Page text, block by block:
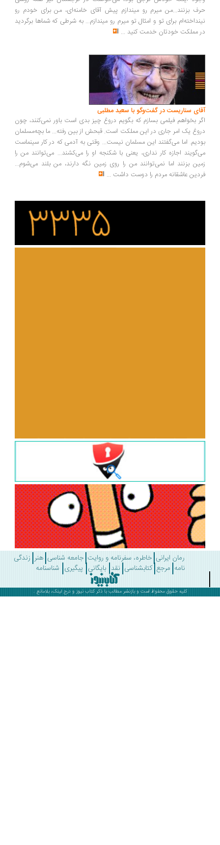
بزنند...من میرم رو میندازم پیش آقای خامنه‌ای، من برای خودم رو
برای تو و امثال تو میرم رو میندازم... به شرطی که شماها برگردید
مملکت خودتان خدمت کنید...
سناریست در گفت‌وگو با سعید مطلبی
بخواهم فیلمی بسازم که بگویم دروغ چیز بدی است باور نمی‌کنند، چون
یک امر جاری در این مملکت است. قبحش از بین رفته... ما بچه‌مسلمان
اما می‌گفتند این مسلمان نیست... وقتی به آدمی که در کار سینماست
اجازه کار نداری، یعنی با شکنجه او را می‌کشند... می‌توانند من را
بزنند اما نمی‌توانند من را روی زمین نگه دارند، من بلند می‌شوم...
عاشقانه مردم را دوست داشت ...
رمان ایرانی خاطره، سفرنامه و روایت جامعه شناسی هنر زندگی
مرجع کتابشناسی نقد بایگانی پیگیری شناسنامه
کلیه حقوق محفوظ است و بازنشر مطالب با ذکرکتاب نیوزو درج لینک، بلامانع .